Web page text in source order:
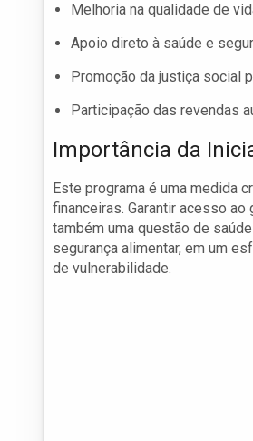
Melhoria na qualidade de
Apoio direto à saúde e
Promoção da justiça social
Participação das revendas
Importância da
Este programa é uma medida
financeiras. Garantir acesso
também uma questão de
segurança alimentar, em um
de vulnerabilidade.